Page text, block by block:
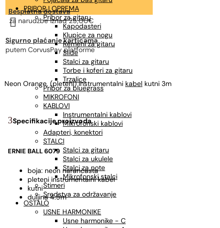
PRIBOR I OPREMA
Pribor za gitaru
Kapodasteri
Klupice za nogu
Remeni za gitaru
Slide
Stalci za gitaru
Torbe i koferi za gitaru
Trzalice
Pribor za bluegrass
MIKROFONI
KABLOVI
Instrumentalni kablovi
Mikrofonski kablovi
Adapteri, konektori
STALCI
Stalci za gitaru
Stalci za ukulele
Stalci za note
Mikrofonski stalci
Štimeri
Sredstva za održavanje
OSTALO
USNE HARMONIKE
Usne harmonike - C
Besplatna dostava
za narudžbeiznad 25,00€

Sigurno plaćanje karticama
putem CorvusPay platforme
Neon Orange, (pleteni) instrumentalni kabel kutni 3m
Specifikacije proizvoda
ERNIE BALL 6079
boja: neon narančasta
pleteni instrumentalni kabel
kutni
duljina 4.5m